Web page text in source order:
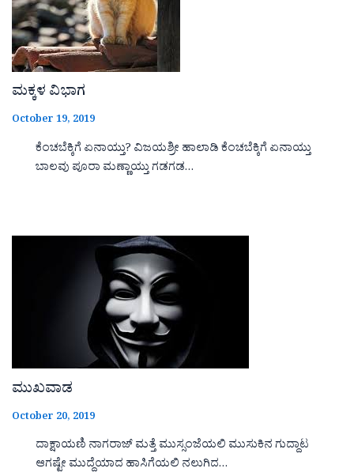
ಮಕ್ಕಳ ವಿಭಾಗ
October 19, 2019
ಕೆಂಚಬೆಕ್ಕಿಗೆ ಏನಾಯ್ತು? ವಿಜಯಶ್ರೀ ಹಾಲಾಡಿ ಕೆಂಚಬೆಕ್ಕಿಗೆ ಏನಾಯ್ತು
ಬಾಲವು ಪೂರಾ ಮಣ್ಣಾಯ್ತು ಗಡಗಡ…
ಮುಖವಾಡ
October 20, 2019
ದಾಕ್ಷಾಯಣಿ ನಾಗರಾಜ್ ಮತ್ತೆ ಮುಸ್ಸಂಜೆಯಲಿ ಮುಸುಕಿನ ಗುದ್ದಾಟ
ಆಗಷ್ಟೇ ಮುದ್ದೆಯಾದ ಹಾಸಿಗೆಯಲಿ ನಲುಗಿದ…